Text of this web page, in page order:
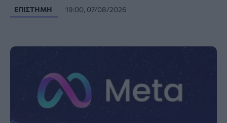
ΕΠΙΣΤΉΜΗ 19:00, 07/08/2026